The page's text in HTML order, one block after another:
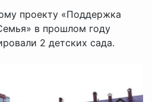
проекту «Поддержка
в прошлом году
2 детских сада.